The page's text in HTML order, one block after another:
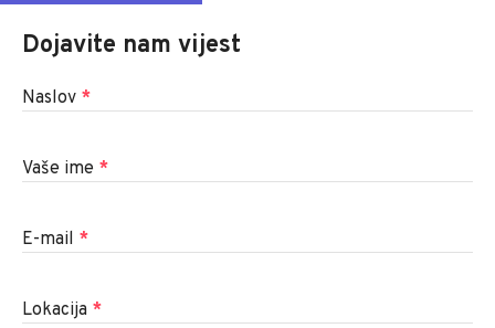
Dojavite nam vijest
Naslov *
Vaše ime *
E-mail *
Lokacija *